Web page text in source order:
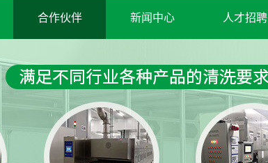
合作伙伴 新闻中心 人才招聘